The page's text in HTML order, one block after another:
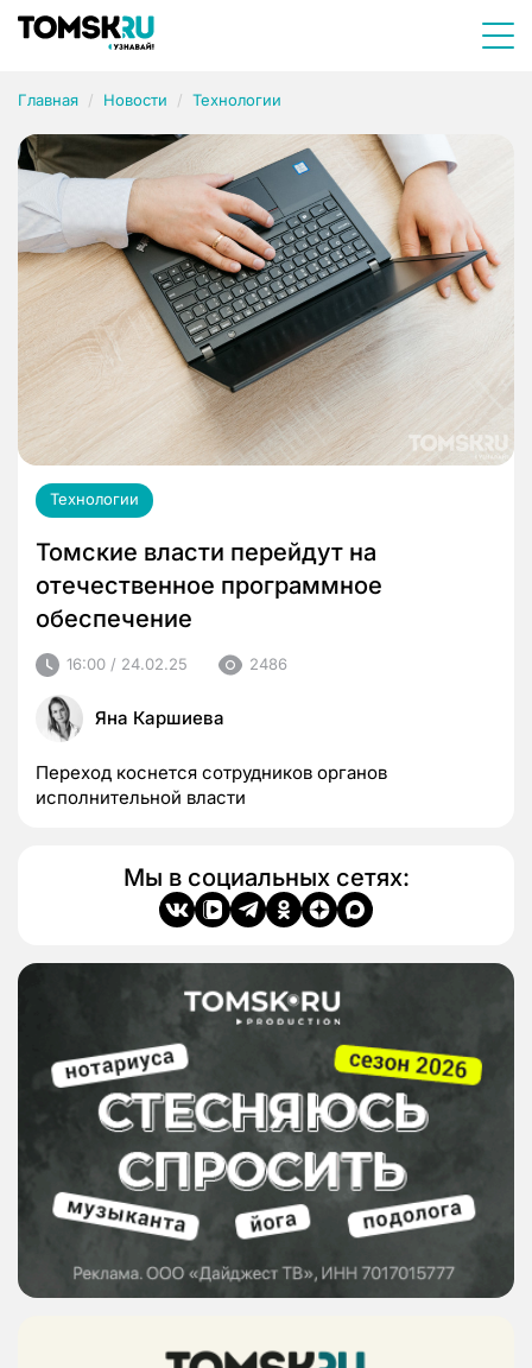
Главная Новости Технологии
Технологии
Томские власти перейдут на
отечественное программное
обеспечение
16:00 / 24.02.25 2486
Яна Каршиева
Переход коснется сотрудников органов
исполнительной власти
Мы в социальных сетях: